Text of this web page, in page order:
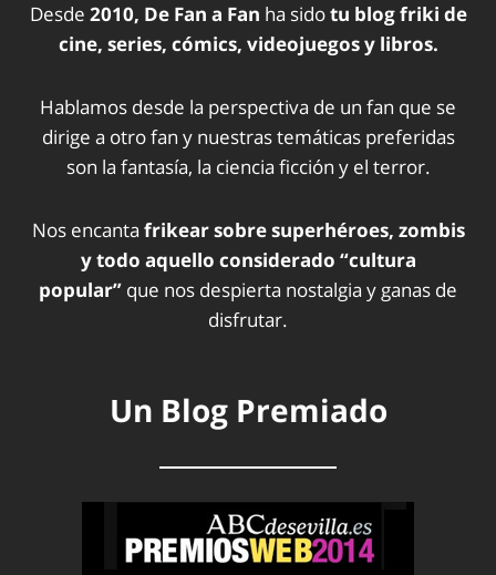
Desde 2010, De Fan a Fan ha sidotu blog friki de
cine, series, cómics, videojuegos y libros.
Hablamos desde la perspectiva de un fan que se
dirige a otro fan y nuestras temáticas preferidas
son la fantasía, la ciencia ficción y el terror.
Nos encanta frikear sobre superhéroes, zombis
y todo aquello considerado “cultura
popular” que nos despierta nostalgia y ganas de
disfrutar.
Un Blog Premiado